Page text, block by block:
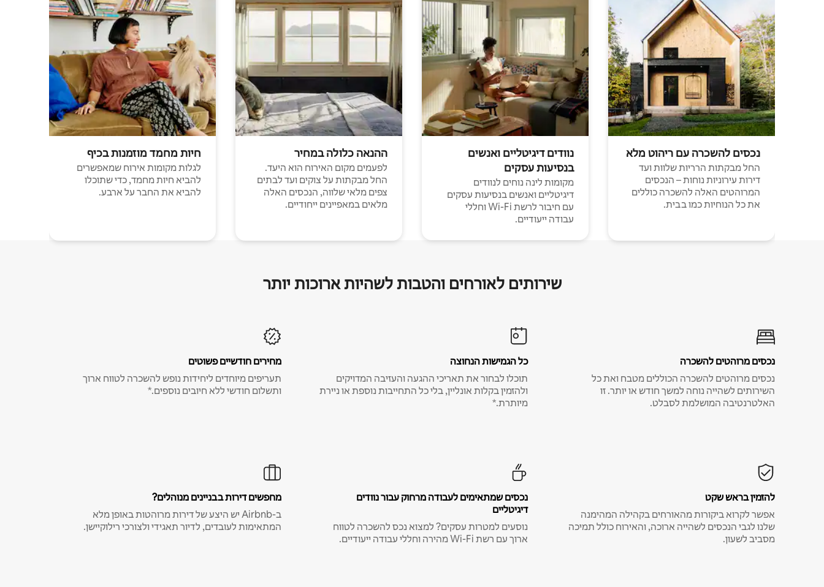
נכסים להשכרה עם ריהוט מלא
החל מבקתות הרריות שלוות ועד
דירות עירוניות נוחות – הנכסים
המרוהטים האלה להשכרה כוללים
את כל הנוחיות כמו בבית.
נוודים דיגיטליים ואנשים
בנסיעות עסקים
מקומות לינה נוחים לנוודים
דיגיטליים ואנשים בנסיעות עסקים
עם חיבור לרשת Wi-Fi וחללי
עבודה ייעודיים.
ההנאה כלולה במחיר
לפעמים מקום האירוח הוא היעד.
החל מבקתות על צוקים ועד לבתים
צפים מלאי שלווה, הנכסים האלה
מלאים במאפיינים ייחודיים.
חיות מחמד מוזמנות בכיף
לגלות מקומות אירוח שמאפשרים
להביא חיות מחמד, כדי שתוכלו
להביא את החבר על ארבע.
שירותים לאורחים והטבות לשהיות ארוכות יותר
נכסים מרוהטים להשכרה
נכסים מרוהטים להשכרה הכוללים מטבח ואת כל
השירותים לשהייה נוחה למשך חודש או יותר. זו
האלטרנטיבה המושלמת לסבלט.
כל הגמישות הנחוצה
תוכלו לבחור את תאריכי ההגעה והעזיבה המדויקים
ולהזמין בקלות אונליין, בלי כל התחייבות נוספת או ניירת
מיותרת.*
מחירים חודשיים פשוטים
תעריפים מיוחדים ליחידות נופש להשכרה לטווח ארוך
ותשלום חודשי ללא חיובים נוספים.*
להזמין בראש שקט
אפשר לקרוא ביקורות מהאורחים בקהילה המהימנה
שלנו לגבי הנכסים לשהייה ארוכה, והאירוח כולל תמיכה
מסביב לשעון.
נכסים שמתאימים לעבודה מרחוק עבור נוודים
דיגיטליים
נוסעים למטרות עסקים? למצוא נכס להשכרה לטווח
ארוך עם רשת Wi-Fi מהירה וחללי עבודה ייעודיים.
מחפשים דירות בבניינים מנוהלים?
ב-Airbnb יש היצע של דירות מרוהטות באופן מלא
המתאימות לעובדים, לדיור תאגידי ולצורכי רילוקיישן.